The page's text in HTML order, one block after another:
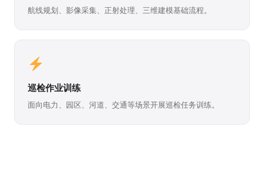
航线规划、影像采集、正射处理、三维建模基础流程。
巡检作业训练
面向电力、园区、河道、交通等场景开展巡检任务训练。